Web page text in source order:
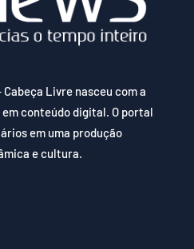
Cabeça Livre nasceu com a
conteúdo digital. O portal
em uma produção
e cultura.